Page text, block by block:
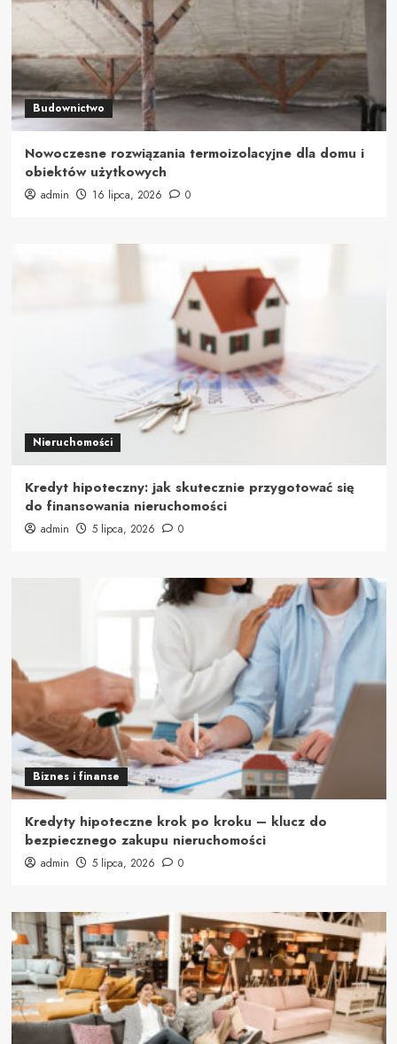
Budownictwo
Nowoczesne rozwiązania termoizolacyjne dla domu i
obiektów użytkowych
admin 16 lipca, 2026 0
Nieruchomości
Kredyt hipoteczny: jak skutecznie przygotować się
do finansowania nieruchomości
admin 5 lipca, 2026 0
Biznes i finanse
Kredyty hipoteczne krok po kroku – klucz do
bezpiecznego zakupu nieruchomości
admin 5 lipca, 2026 0